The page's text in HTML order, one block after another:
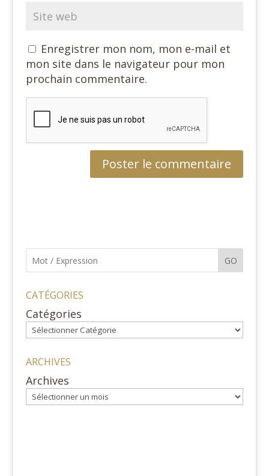
Enregistrer mon nom, mon e-mail et
mon site dans le navigateur pour mon
prochain commentaire.
GO
CATÉGORIES
Catégories
ARCHIVES
Archives